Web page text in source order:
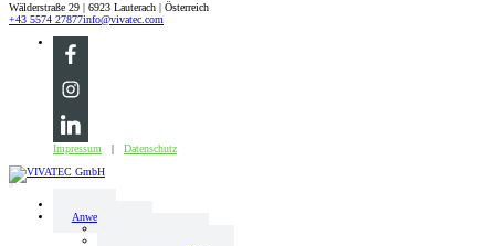
Wälderstraße 29 | 6923 Lauterach | Österreich
+43 5574 27877info@vivatec.com
Impressum | Datenschutz
Anwendungen